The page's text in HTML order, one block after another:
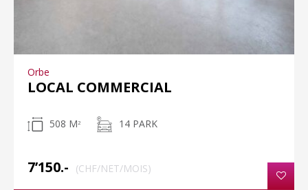
Orbe
LOCAL COMMERCIAL
508 M 2 14 PARK
7’150.- (CHF/NET/MOIS)